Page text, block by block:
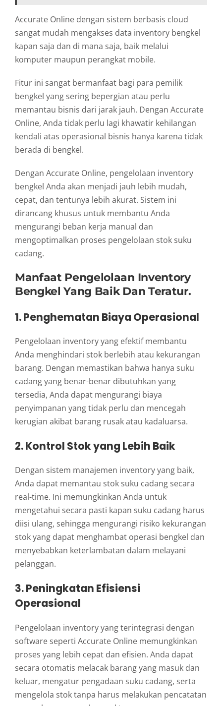
Accurate Online dengan sistem berbasis cloud
sangat mudah mengakses data inventory bengkel
kapan saja dan di mana saja, baik melalui
komputer maupun perangkat mobile.
Fitur ini sangat bermanfaat bagi para pemilik
bengkel yang sering bepergian atau perlu
memantau bisnis dari jarak jauh. Dengan Accurate
Online, Anda tidak perlu lagi khawatir kehilangan
kendali atas operasional bisnis hanya karena tidak
berada di bengkel.
Dengan Accurate Online, pengelolaan inventory
bengkel Anda akan menjadi jauh lebih mudah,
cepat, dan tentunya lebih akurat. Sistem ini
dirancang khusus untuk membantu Anda
mengurangi beban kerja manual dan
mengoptimalkan proses pengelolaan stok suku
cadang.
Manfaat Pengelolaan Inventory
Bengkel Yang Baik Dan Teratur.
1. Penghematan Biaya Operasional
Pengelolaan inventory yang efektif membantu
Anda menghindari stok berlebih atau kekurangan
barang. Dengan memastikan bahwa hanya suku
cadang yang benar-benar dibutuhkan yang
tersedia, Anda dapat mengurangi biaya
penyimpanan yang tidak perlu dan mencegah
kerugian akibat barang rusak atau kadaluarsa.
2. Kontrol Stok yang Lebih Baik
Dengan sistem manajemen inventory yang baik,
Anda dapat memantau stok suku cadang secara
real-time. Ini memungkinkan Anda untuk
mengetahui secara pasti kapan suku cadang harus
diisi ulang, sehingga mengurangi risiko kekurangan
stok yang dapat menghambat operasi bengkel dan
menyebabkan keterlambatan dalam melayani
pelanggan.
3. Peningkatan Efisiensi
Operasional
Pengelolaan inventory yang terintegrasi dengan
software seperti Accurate Online memungkinkan
proses yang lebih cepat dan efisien. Anda dapat
secara otomatis melacak barang yang masuk dan
keluar, mengatur pengadaan suku cadang, serta
mengelola stok tanpa harus melakukan pencatatan